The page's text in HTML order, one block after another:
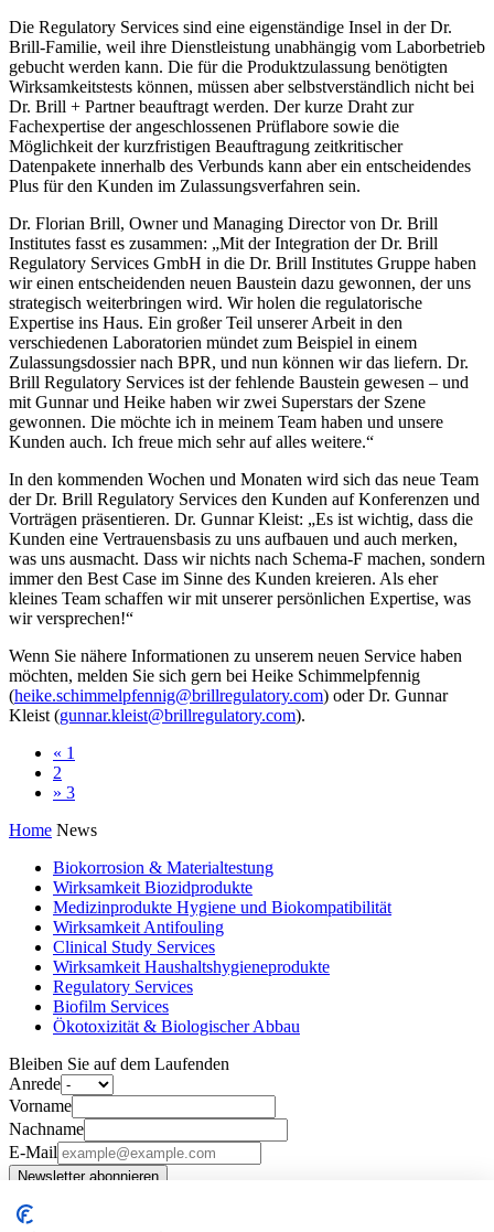
Die Regulatory Services sind eine eigenständige Insel in der Dr.
Brill-Familie, weil ihre Dienstleistung unabhängig vom Laborbetrieb
gebucht werden kann. Die für die Produktzulassung benötigten
Wirksamkeitstests können, müssen aber selbstverständlich nicht bei
Dr. Brill + Partner beauftragt werden. Der kurze Draht zur
Fachexpertise der angeschlossenen Prüflabore sowie die
Möglichkeit der kurzfristigen Beauftragung zeitkritischer
Datenpakete innerhalb des Verbunds kann aber ein entscheidendes
Plus für den Kunden im Zulassungsverfahren sein.
Dr. Florian Brill, Owner und Managing Director von Dr. Brill
Institutes fasst es zusammen: „Mit der Integration der Dr. Brill
Regulatory Services GmbH in die Dr. Brill Institutes Gruppe haben
wir einen entscheidenden neuen Baustein dazu gewonnen, der uns
strategisch weiterbringen wird. Wir holen die regulatorische
Expertise ins Haus. Ein großer Teil unserer Arbeit in den
verschiedenen Laboratorien mündet zum Beispiel in einem
Zulassungsdossier nach BPR, und nun können wir das liefern. Dr.
Brill Regulatory Services ist der fehlende Baustein gewesen – und
mit Gunnar und Heike haben wir zwei Superstars der Szene
gewonnen. Die möchte ich in meinem Team haben und unsere
Kunden auch. Ich freue mich sehr auf alles weitere.“
In den kommenden Wochen und Monaten wird sich das neue Team
der Dr. Brill Regulatory Services den Kunden auf Konferenzen und
Vorträgen präsentieren. Dr. Gunnar Kleist: „Es ist wichtig, dass die
Kunden eine Vertrauensbasis zu uns aufbauen und auch merken,
was uns ausmacht. Dass wir nichts nach Schema-F machen, sondern
immer den Best Case im Sinne des Kunden kreieren. Als eher
kleines Team schaffen wir mit unserer persönlichen Expertise, was
wir versprechen!“
Wenn Sie nähere Informationen zu unserem neuen Service haben
möchten, melden Sie sich gern bei Heike Schimmelpfennig
(heike.schimmelpfennig@brillregulatory.com) oder Dr. Gunnar
Kleist (gunnar.kleist@brillregulatory.com).
« 1
2
» 3
Home News
Biokorrosion & Materialtestung
Wirksamkeit Biozidprodukte
Medizinprodukte Hygiene und Biokompatibilität
Wirksamkeit Antifouling
Clinical Study Services
Wirksamkeit Haushaltshygieneprodukte
Regulatory Services
Biofilm Services
Ökotoxizität & Biologischer Abbau
Bleiben Sie auf dem Laufenden
Anrede
Vorname
Nachname
E-Mail
Newsletter abonnieren